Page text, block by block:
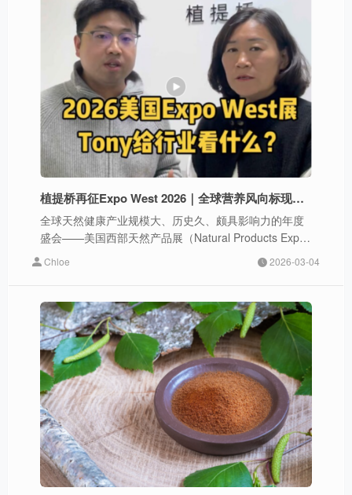
植提桥再征Expo West 2026｜全球营养风向标现场直击
全球天然健康产业规模大、历史久、颇具影响力的年度
盛会——美国西部天然产品展（Natural Products Expo
West 2026）即将于3月4–6日在加州阿纳海姆会展中心
Chloe 2026-03-04